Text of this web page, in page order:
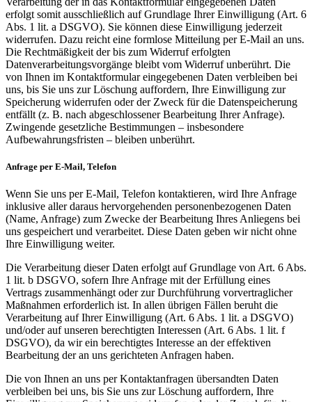
erfolgt somit ausschließlich auf Grundlage Ihrer Einwilligung (Art. 6
Abs. 1 lit. a DSGVO). Sie können diese Einwilligung jederzeit
widerrufen. Dazu reicht eine formlose Mitteilung per E-Mail an uns.
Die Rechtmäßigkeit der bis zum Widerruf erfolgten
Datenverarbeitungsvorgänge bleibt vom Widerruf unberührt. Die
von Ihnen im Kontaktformular eingegebenen Daten verbleiben bei
uns, bis Sie uns zur Löschung auffordern, Ihre Einwilligung zur
Speicherung widerrufen oder der Zweck für die Datenspeicherung
entfällt (z. B. nach abgeschlossener Bearbeitung Ihrer Anfrage).
Zwingende gesetzliche Bestimmungen – insbesondere
Aufbewahrungsfristen – bleiben unberührt.
Anfrage per E-Mail, Telefon
Wenn Sie uns per E-Mail, Telefon kontaktieren, wird Ihre Anfrage
inklusive aller daraus hervorgehenden personenbezogenen Daten
(Name, Anfrage) zum Zwecke der Bearbeitung Ihres Anliegens bei
uns gespeichert und verarbeitet. Diese Daten geben wir nicht ohne
Ihre Einwilligung weiter.
Die Verarbeitung dieser Daten erfolgt auf Grundlage von Art. 6 Abs.
1 lit. b DSGVO, sofern Ihre Anfrage mit der Erfüllung eines
Vertrags zusammenhängt oder zur Durchführung vorvertraglicher
Maßnahmen erforderlich ist. In allen übrigen Fällen beruht die
Verarbeitung auf Ihrer Einwilligung (Art. 6 Abs. 1 lit. a DSGVO)
und/oder auf unseren berechtigten Interessen (Art. 6 Abs. 1 lit. f
DSGVO), da wir ein berechtigtes Interesse an der effektiven
Bearbeitung der an uns gerichteten Anfragen haben.
Die von Ihnen an uns per Kontaktanfragen übersandten Daten
verbleiben bei uns, bis Sie uns zur Löschung auffordern, Ihre